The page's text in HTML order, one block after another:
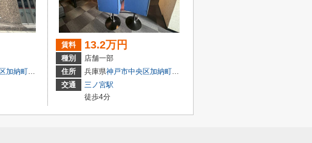
加納町 ４丁目7-8
賃料 13.2万円
種別
店舗一部
住所
兵庫県神戸市中央区加納町
交通
三ノ宮駅
徒歩4分